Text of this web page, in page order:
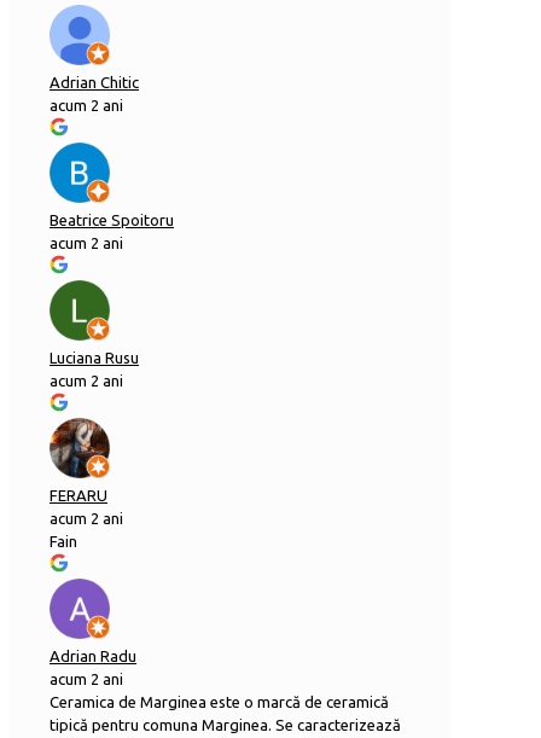
Adrian Chitic
acum 2 ani
Beatrice Spoitoru
acum 2 ani
Luciana Rusu
acum 2 ani
FERARU
acum 2 ani
Fain
Adrian Radu
acum 2 ani
Ceramica de Marginea este o marcă de ceramică
tipică pentru comuna Marginea. Se caracterizează